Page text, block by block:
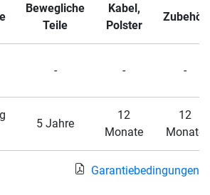
Bewegliche
Teile
Kabel,
Polster
Zubehör
- - -
5 Jahre
12
Monate
12
Monate
Garantiebedingungen